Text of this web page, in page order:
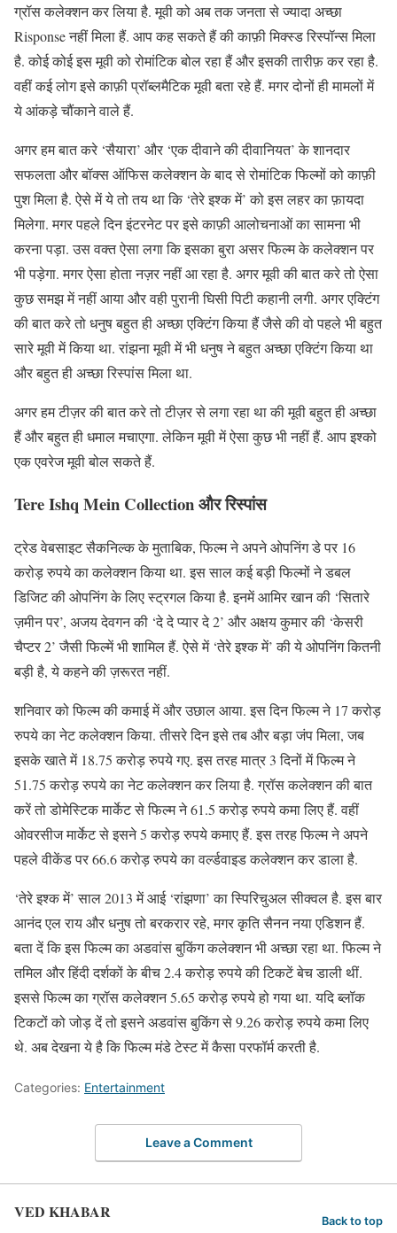
ग्रॉस कलेक्शन कर लिया है. मूवी को अब तक जनता से ज्यादा अच्छा
Risponse नहीं मिला हैं. आप कह सकते हैं की काफ़ी मिक्स्ड रिस्पॉन्स मिला
है. कोई कोई इस मूवी को रोमांटिक बोल रहा हैं और इसकी तारीफ़ कर रहा है.
वहीं कई लोग इसे काफ़ी प्रॉब्लमैटिक मूवी बता रहे हैं. मगर दोनों ही मामलों में
ये आंकड़े चौंकाने वाले हैं.
अगर हम बात करे ‘सैयारा’ और ‘एक दीवाने की दीवानियत’ के शानदार
सफलता और बॉक्स ऑफिस कलेक्शन के बाद से रोमांटिक फिल्मों को काफ़ी
पुश मिला है. ऐसे में ये तो तय था कि ‘तेरे इश्क में’ को इस लहर का फ़ायदा
मिलेगा. मगर पहले दिन इंटरनेट पर इसे काफ़ी आलोचनाओं का सामना भी
करना पड़ा. उस वक्त ऐसा लगा कि इसका बुरा असर फिल्म के कलेक्शन पर
भी पड़ेगा. मगर ऐसा होता नज़र नहीं आ रहा है. अगर मूवी की बात करे तो ऐसा
कुछ समझ में नहीं आया और वही पुरानी घिसी पिटी कहानी लगी. अगर एक्टिंग
की बात करे तो धनुष बहुत ही अच्छा एक्टिंग किया हैं जैसे की वो पहले भी बहुत
सारे मूवी में किया था. रांझना मूवी में भी धनुष ने बहुत अच्छा एक्टिंग किया था
और बहुत ही अच्छा रिस्पांस मिला था.
अगर हम टीज़र की बात करे तो टीज़र से लगा रहा था की मूवी बहुत ही अच्छा
हैं और बहुत ही धमाल मचाएगा. लेकिन मूवी में ऐसा कुछ भी नहीं हैं. आप इश्को
एक एवरेज मूवी बोल सकते हैं.
Tere Ishq Mein Collection और रिस्पांस
ट्रेड वेबसाइट सैकनिल्क के मुताबिक, फिल्म ने अपने ओपनिंग डे पर 16
करोड़ रुपये का कलेक्शन किया था. इस साल कई बड़ी फिल्मों ने डबल
डिजिट की ओपनिंग के लिए स्ट्रगल किया है. इनमें आमिर खान की ‘सितारे
ज़मीन पर’, अजय देवगन की ‘दे दे प्यार दे 2’ और अक्षय कुमार की ‘केसरी
चैप्टर 2’ जैसी फिल्में भी शामिल हैं. ऐसे में ‘तेरे इश्क में’ की ये ओपनिंग कितनी
बड़ी है, ये कहने की ज़रूरत नहीं.
शनिवार को फिल्म की कमाई में और उछाल आया. इस दिन फिल्म ने 17 करोड़
रुपये का नेट कलेक्शन किया. तीसरे दिन इसे तब और बड़ा जंप मिला, जब
इसके खाते में 18.75 करोड़ रुपये गए. इस तरह मात्र 3 दिनों में फिल्म ने
51.75 करोड़ रुपये का नेट कलेक्शन कर लिया है. ग्रॉस कलेक्शन की बात
करें तो डोमेस्टिक मार्केट से फिल्म ने 61.5 करोड़ रुपये कमा लिए हैं. वहीं
ओवरसीज मार्केट से इसने 5 करोड़ रुपये कमाए हैं. इस तरह फिल्म ने अपने
पहले वीकेंड पर 66.6 करोड़ रुपये का वर्ल्डवाइड कलेक्शन कर डाला है.
‘तेरे इश्क में’ साल 2013 में आई ‘रांझणा’ का स्पिरिचुअल सीक्वल है. इस बार
आनंद एल राय और धनुष तो बरकरार रहे, मगर कृति सैनन नया एडिशन हैं.
बता दें कि इस फिल्म का अडवांस बुकिंग कलेक्शन भी अच्छा रहा था. फिल्म ने
तमिल और हिंदी दर्शकों के बीच 2.4 करोड़ रुपये की टिकटें बेच डाली थीं.
इससे फिल्म का ग्रॉस कलेक्शन 5.65 करोड़ रुपये हो गया था. यदि ब्लॉक
टिकटों को जोड़ दें तो इसने अडवांस बुकिंग से 9.26 करोड़ रुपये कमा लिए
थे. अब देखना ये है कि फिल्म मंडे टेस्ट में कैसा परफॉर्म करती है.
Categories: Entertainment
Leave a Comment
VED KHABAR Back to top